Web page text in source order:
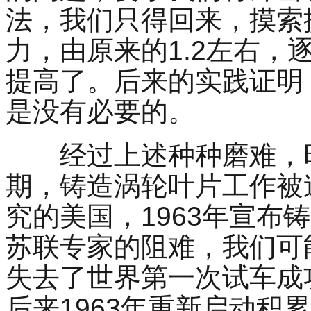
法，我们只得回来，摸
力，由原来的1.2左右，
提高了。后来的实践证
是没有必要的。
经过上述种种磨难
期，铸造涡轮叶片工作
究的美国， 1963年宣布
苏联专家的阻难，我们
失去了世界第一次试车